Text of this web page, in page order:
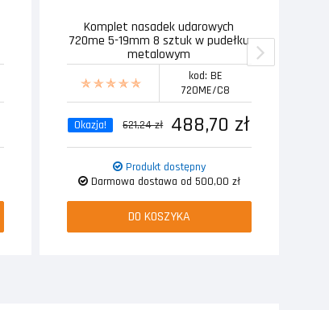
Komplet nasadek udarowych
720me 5-19mm 8 sztuk w pudełku
metalowym
kod: BE
720ME/C8
Okazja! 621,24 zł 488,70 zł
Produkt dostępny
Darmowa dostawa od 500,00 zł
DO KOSZYKA